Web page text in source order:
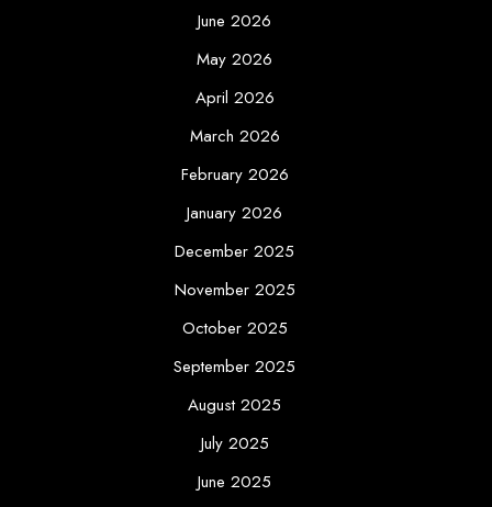
June 2026
May 2026
April 2026
March 2026
February 2026
January 2026
December 2025
November 2025
October 2025
September 2025
August 2025
July 2025
June 2025